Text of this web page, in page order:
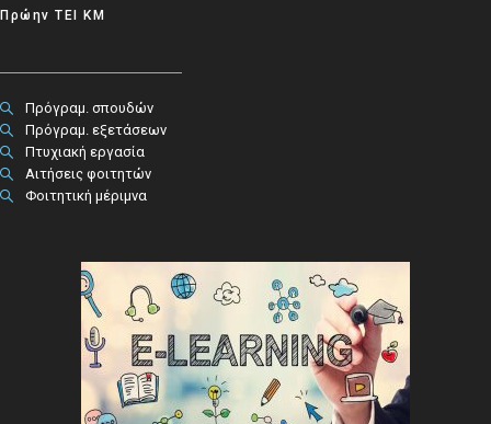
Πρώην ΤΕΙ ΚΜ
Πρόγραμ. σπουδών
Πρόγραμ. εξετάσεων
Πτυχιακή εργασία
Αιτήσεις φοιτητών
Φοιτητική μέριμνα